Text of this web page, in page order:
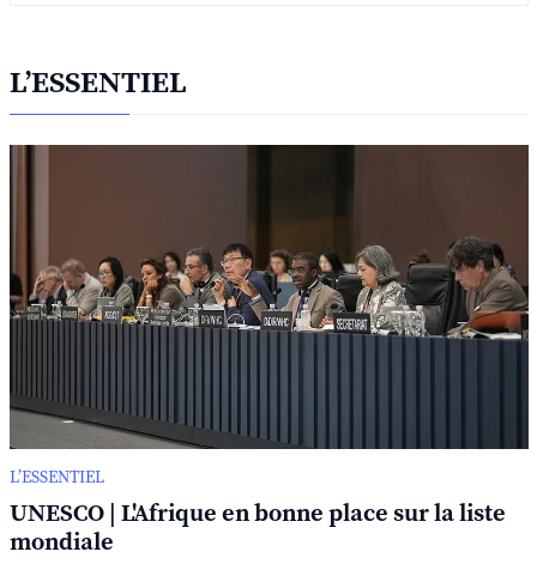
L’ESSENTIEL
L’ESSENTIEL
UNESCO | L'Afrique en bonne place sur la liste
mondiale